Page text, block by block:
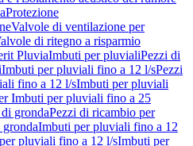
Protezione
Valvole di ventilazione per
di ritegno a risparmio
PluviaImbuti per pluvialiPezzi di
Imbuti per pluviali fino a 12 l/sPezzi
fino a 12 l/sImbuti per pluviali
Imbuti per pluviali fino a 25
grondaPezzi di ricambio per
Imbuti per pluviali fino a 12
pluviali fino a 12 l/sImbuti per